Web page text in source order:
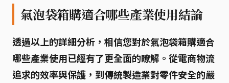
氣泡袋箱購適合哪些產業使用結論
透過以上的詳細分析，相信您對於氣泡袋箱購適合
哪些產業使用已經有了更全面的瞭解。從電商物流
追求的效率與保護，到傳統製造業對零件安全的嚴